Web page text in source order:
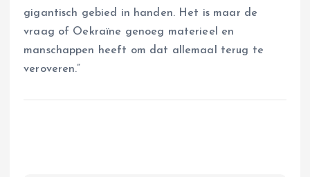
gigantisch gebied in handen. Het is maar de
vraag of Oekraïne genoeg materieel en
manschappen heeft om dat allemaal terug te
veroveren.”